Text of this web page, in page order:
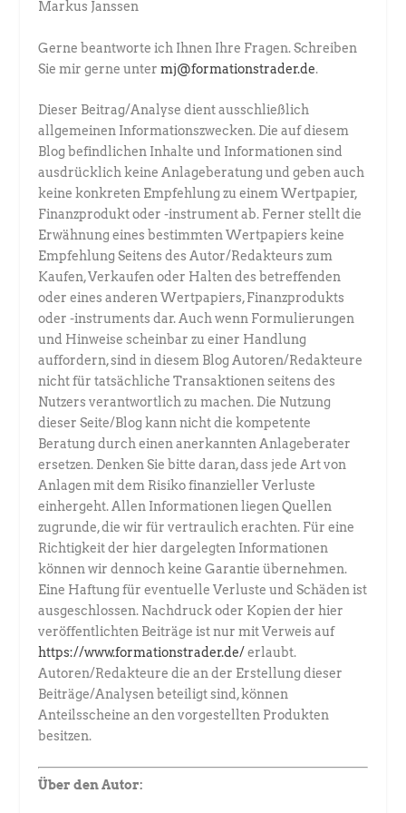
Markus Janssen
Gerne beantworte ich Ihnen Ihre Fragen. Schreiben
Sie mir gerne untermj@formationstrader.de.
Dieser Beitrag/Analyse dient ausschließlich
allgemeinen Informationszwecken. Die auf diesem
Blog befindlichen Inhalte und Informationen sind
ausdrücklich keine Anlageberatung und geben auch
keine konkreten Empfehlung zu einem Wertpapier,
Finanzprodukt oder -instrument ab. Ferner stellt die
Erwähnung eines bestimmten Wertpapiers keine
Empfehlung Seitens des Autor/Redakteurs zum
Kaufen, Verkaufen oder Halten des betreffenden
oder eines anderen Wertpapiers, Finanzprodukts
oder -instruments dar. Auch wenn Formulierungen
und Hinweise scheinbar zu einer Handlung
auffordern, sind in diesem Blog Autoren/Redakteure
nicht für tatsächliche Transaktionen seitens des
Nutzers verantwortlich zu machen. Die Nutzung
dieser Seite/Blog kann nicht die kompetente
Beratung durch einen anerkannten Anlageberater
ersetzen. Denken Sie bitte daran, dass jede Art von
Anlagen mit dem Risiko finanzieller Verluste
einhergeht. Allen Informationen liegen Quellen
zugrunde, die wir für vertraulich erachten. Für eine
Richtigkeit der hier dargelegten Informationen
können wir dennoch keine Garantie übernehmen.
Eine Haftung für eventuelle Verluste und Schäden ist
ausgeschlossen. Nachdruck oder Kopien der hier
veröffentlichten Beiträge ist nur mit Verweis auf
https://www.formationstrader.de/ erlaubt.
Autoren/Redakteure die an der Erstellung dieser
Beiträge/Analysen beteiligt sind, können
Anteilsscheine an den vorgestellten Produkten
besitzen.
Über den Autor: